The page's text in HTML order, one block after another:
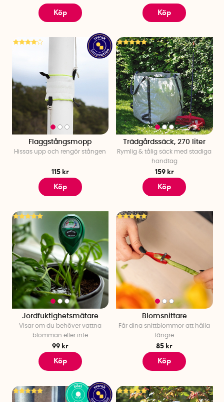
Holkar till trädgården
,ekorrmatare
nyckelpigor
fjärilar! Med ett insektshotell hjälper du våra
nyttiga insekter att hitta skydd och får samtidigt en levande
trädgård på köpet! Vi har även effektiva skrämmor som
håller getingar, möss och sorkar på avstånd. Vill du undvika
mygg rekommenderar vi
Thermacell myggskydd som skapar
en myggfri zon på 20 kvm!
Smart bevattning till trädgården
Med våra smarta bevattningslösningar kan du se till att
växterna får tillräckligt med vatten när du reser bort. Smart
att ha på varma sommardagar när växterna behöver
mycket vatten. Till exempel har vi flera varianter av
självbevattningar, både automatiska, solcellsdrivna och den
populärasjälvbevattningen för PET-flaskor
. Du hittar
bevattningspump för regnvattentunnan och envattensäck
för skottkärran
som är perfekt när du skall vattna större
trädgårdsland.
Var trådgårdssmart och beställ idag. Hos oss hittar du massa
fina saker till trädgården! Snabb leverans!
Köp Köp
Flaggstångsmopp
Hissas upp och rengör stången
115 kr
Köp
Trädgårdssäck, 270 liter
Rymlig & tålig säck med stadiga
handtag
159 kr
Köp
Jordfuktighetsmätare
Visar om du behöver vattna
blomman eller inte
99 kr
Köp
Blomsnittare
Får dina snittblommor att hålla
längre
85 kr
Köp